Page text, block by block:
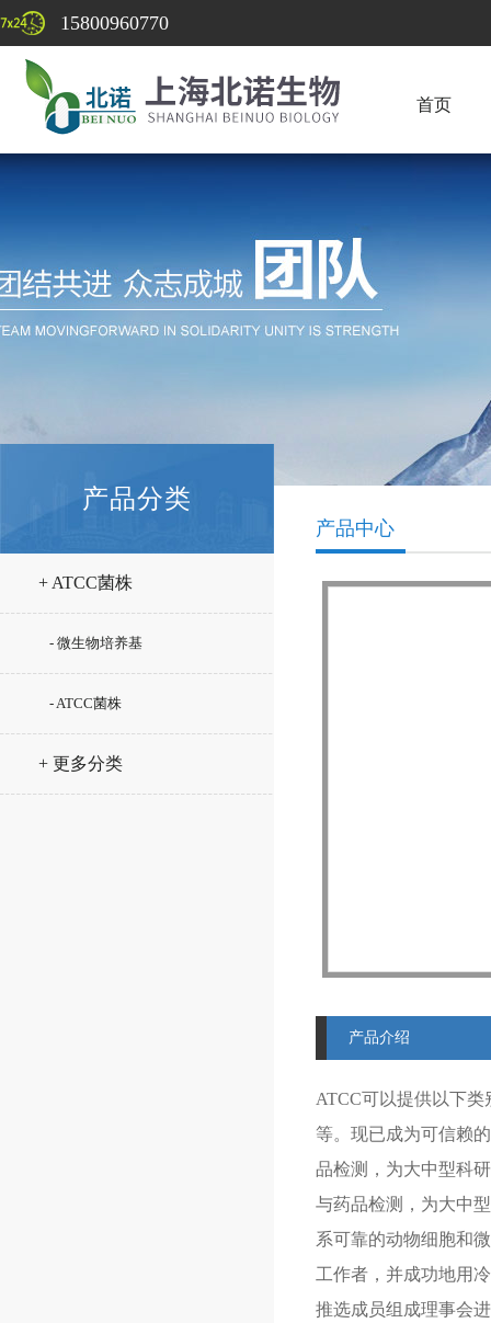
15800960770
首页
产品分类
+ ATCC菌株
- 微生物培养基
- ATCC菌株
+ 更多分类
产品中心
产品介绍
ATCC可以提供以下
等。现已成为可信赖
品检测，为大中型科
与药品检测，为大中
系可靠的动物细胞和
工作者，并成功地用
推选成员组成理事会